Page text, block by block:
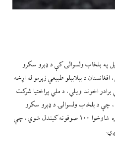
په بلخاب ولسوالۍ کې د ډبرو سکرو
د بېلابېلو طبیعي زېرمو له اړخه
اخوند ویلي، د ملي پراختیا شرکت
توګه جغل اندازي کړي، چې د بلخاب ولسوالۍ د ډبرو سکرو
کانونه یو له بل سره نښلوي. د یادونې وړ ده، چې د ملي پراختیا شرکت له لوري د بلخاب ډبرو سکرو د مسلکي استخراج لپاره شاوخوا ۱۰۰ صوفونه کیندل شوي، چې